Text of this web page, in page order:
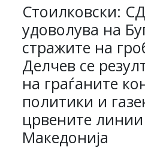
Стоилковски:
удоволува на
стражите на
Делчев се
на граѓаните
политики и
црвените
Македонија